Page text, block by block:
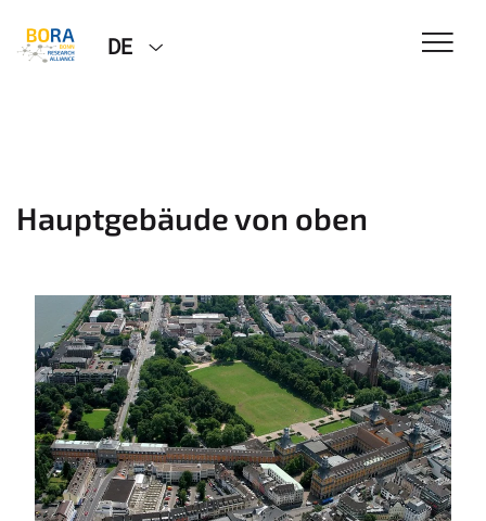
DE
Hauptgebäude von oben